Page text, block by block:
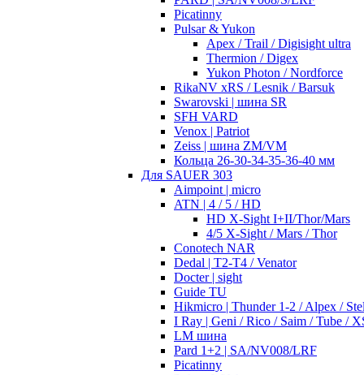
Picatinny
Pulsar & Yukon
Apex / Trail / Digisight ultra
Thermion / Digex
Yukon Photon / Nordforce
RikaNV xRS / Lesnik / Barsuk
Swarovski | шина SR
SFH VARD
Venox | Patriot
Zeiss | шина ZM/VM
Кольца 26-30-34-35-36-40 мм
Для SAUER 303
Aimpoint | micro
ATN | 4 / 5 / HD
HD X-Sight I+II/Thor/Mars
4/5 X-Sight / Mars / Thor
Conotech NAR
Dedal | T2-T4 / Venator
Docter | sight
Guide TU
Hikmicro | Thunder 1-2 / Alpex /
I Ray | Geni / Rico / Saim / Tube /
LM шина
Pard 1+2 | SA/NV008/LRF
Picatinny